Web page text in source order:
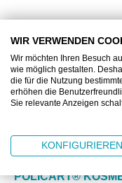
DZ6843
POLICART®
WIR VERWENDEN
Wir möchten Ihren Besuch
wie möglich gestalten.
die für die Nutzung
erhöhen die
Sie relevante Anzeigen
KONFIGURIEREN